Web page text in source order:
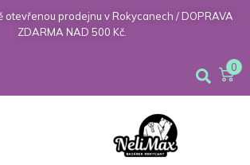
otevřenou prodejnu v Rokycanech / DOPRAVA
ZDARMA NAD 500 Kč.
0